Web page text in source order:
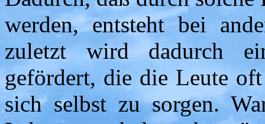
werden, entsteht bei
zuletzt wird dadurch
gefördert, die die Leute
sich selbst zu sorgen.